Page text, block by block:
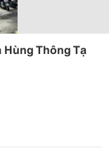
Thông Tạ